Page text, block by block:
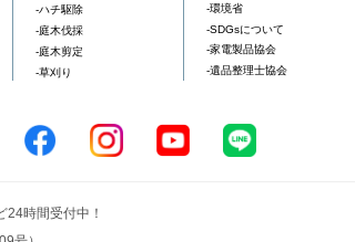
-ハチ駆除
-庭木伐採
-庭木剪定
-草刈り
-環境省
-SDGsについて
-家電製品協会
-遺品整理士協会
時間受付中！